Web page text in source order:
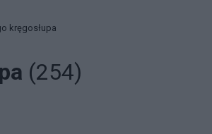
kręgosłupa
(254)